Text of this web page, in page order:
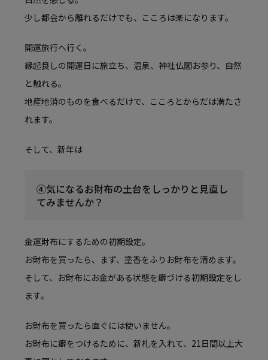
少し都会から離れるだけでも、こころは楽になります。
開運旅行へ行く。
縁起良しの開運日に旅立ち、温泉、神社仏閣お参り、自然
と触れる。
地産地消のものを食べるだけで、こころとからだは満たさ
れます。
そして、新年は
④気になるお財布の土台をしっかりと見直し
てみませんか？
金運財布にするための初期設定。
お財布を買ったら、まず、塗香をふりお財布を清めます。
そして、お財布にお金がある状態を癖づける初期設定をし
ます。
お財布を買ったら直ぐには使いません。
お財布に癖をつけるために、新札を入れて、21日間以上大